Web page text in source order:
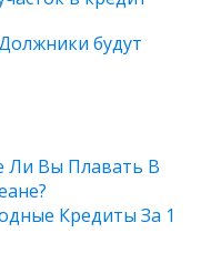
будут
Ли Вы Плавать В
Кредиты За 1